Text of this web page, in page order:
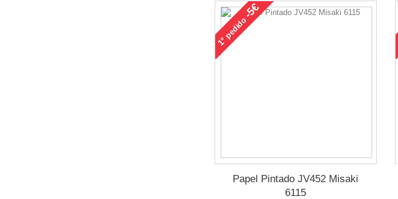
1°
pedido
-5€
Papel Pintado JV452 Misaki
6115